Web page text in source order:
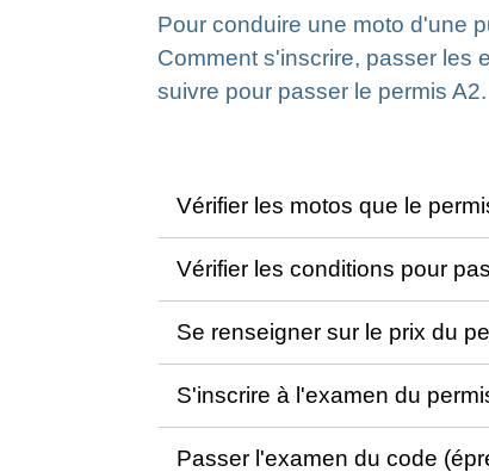
Pour conduire une moto d'une
Comment s'inscrire, passer les
suivre pour passer le permis A2.
Vérifier les motos que le
Vérifier les conditions pour
Se renseigner sur le prix du
S'inscrire à l'examen du
Passer l'examen du code